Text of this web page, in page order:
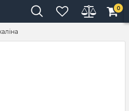
0